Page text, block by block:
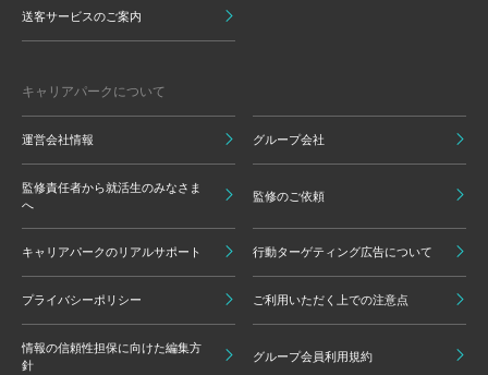
送客サービスのご案内
キャリアパークについて
運営会社情報 グループ会社
監修責任者から就活生のみなさま
へ
監修のご依頼
キャリアパークのリアルサポート 行動ターゲティング広告について
プライバシーポリシー ご利用いただく上での注意点
情報の信頼性担保に向けた編集方
針
グループ会員利用規約